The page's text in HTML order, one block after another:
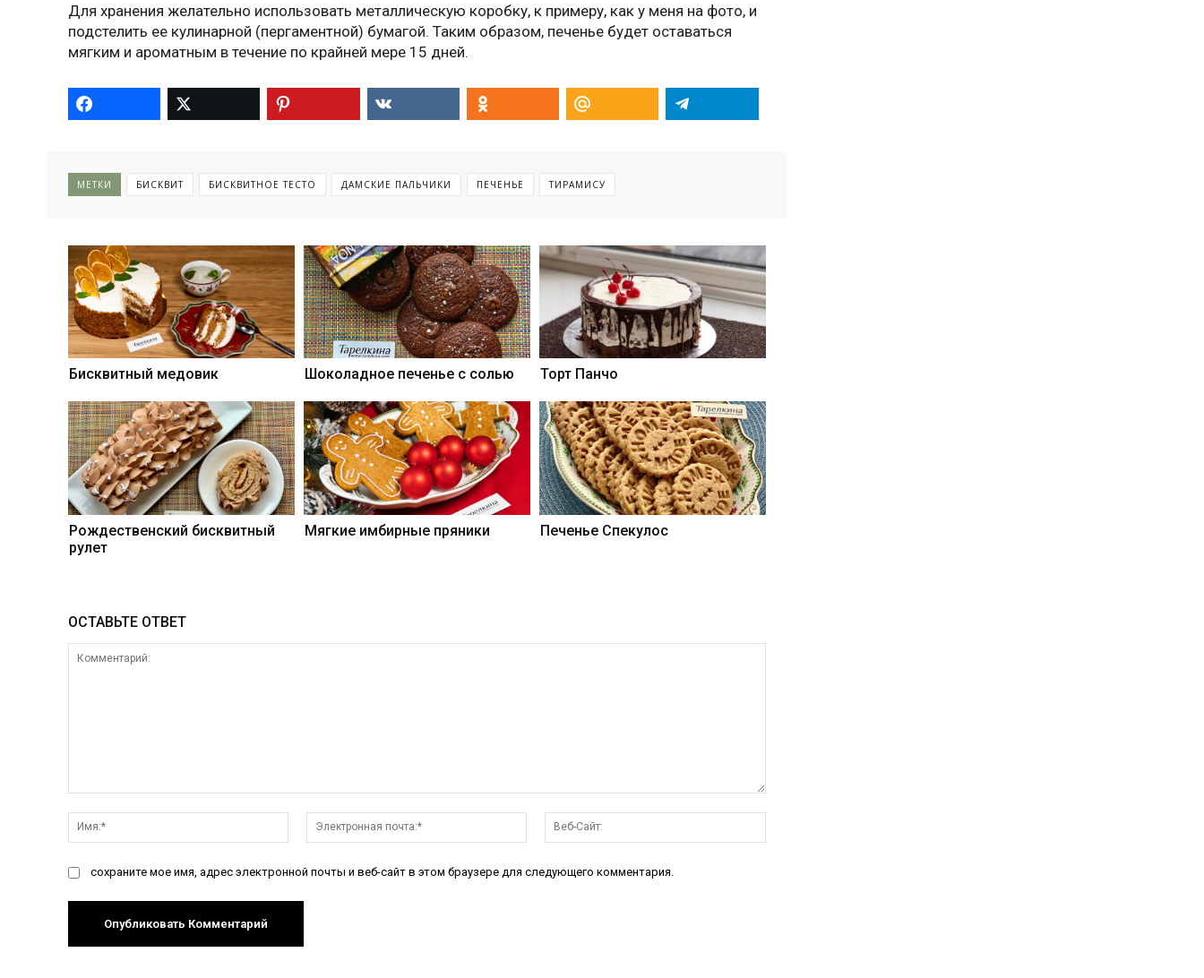
Для хранения желательно использовать металлическую коробку, к примеру, как у меня на фото, и
подстелить ее кулинарной (пергаментной) бумагой. Таким образом, печенье будет оставаться
мягким и ароматным в течение по крайней мере 15 дней.
МЕТКИ БИСКВИТ БИСКВИТНОЕ ТЕСТО ДАМСКИЕ ПАЛЬЧИКИ ПЕЧЕНЬЕ ТИРАМИСУ
Бисквитный медовик Шоколадное печенье с солью Торт Панчо
Рождественский бисквитный
рулет
Мягкие имбирные пряники Печенье Спекулос
ОСТАВЬТЕ ОТВЕТ
Имя:*
Электронная
почта:*
Сайт:
сохраните мое имя, адрес электронной почты и веб-сайт в этом браузере для следующего комментария.